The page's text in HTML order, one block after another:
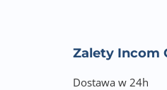
Zalety Incom
Dostawa w 24h